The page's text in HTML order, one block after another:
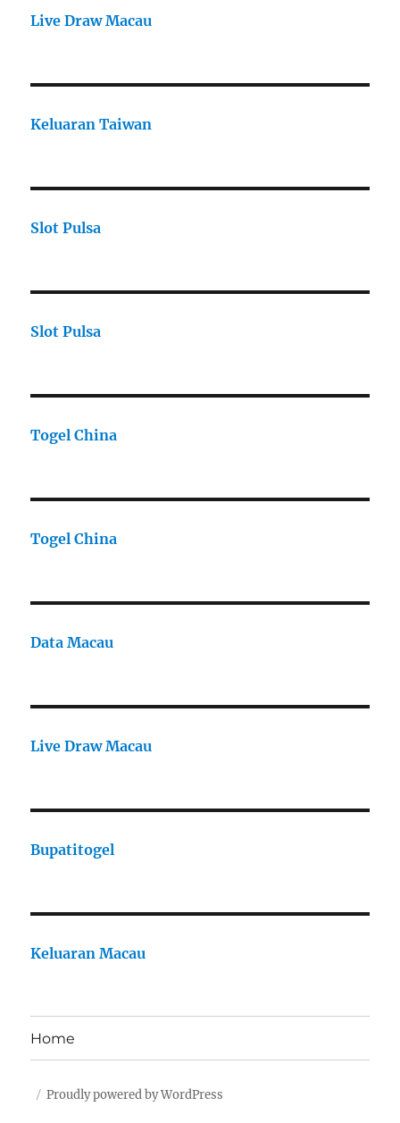
Live Draw Macau
Keluaran Taiwan
Slot Pulsa
Slot Pulsa
Togel China
Togel China
Data Macau
Live Draw Macau
Bupatitogel
Keluaran Macau
Home
Proudly powered by WordPress